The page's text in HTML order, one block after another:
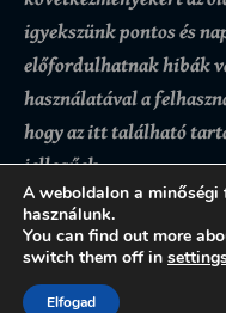
igyekszünk pontos és
előfordulhatnak hibák
használatával a
hogy az itt található
jellegűek.
A weboldalon a minőségi
használunk.
You can find out more
switch them off in
Elfogad